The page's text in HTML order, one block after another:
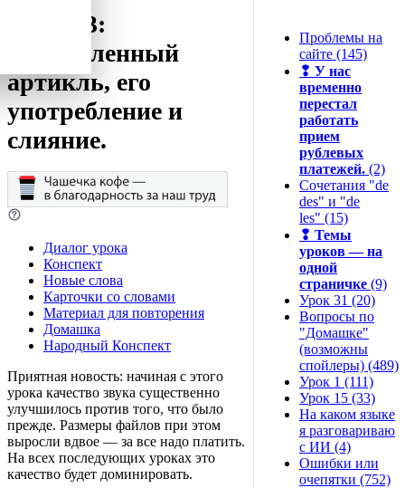
Урок 13:
Определенный
артикль, его
употребление и
слияние.
Диалог урока
Конспект
Новые слова
Карточки со словами
Материал для повторения
Домашка
Народный Конспект
Приятная новость: начиная с этого
урока качество звука существенно
улучшилось против того, что было
прежде. Размеры файлов при этом
выросли вдвое — за все надо платить.
На всех последующих уроках это
качество будет доминировать.
Проблемы на
сайте (145)
❢ У нас
временно
перестал
работать
прием
рублевых
платежей. (2)
Сочетания "de
des" и "de
les" (15)
❢ Темы
уроков — на
одной
страничке (9)
Урок 31 (20)
Вопросы по
"Домашке"
(возможны
спойлеры) (489)
Урок 1 (111)
Урок 15 (33)
На каком языке
я разговариваю
с ИИ (4)
Ошибки или
очепятки (752)